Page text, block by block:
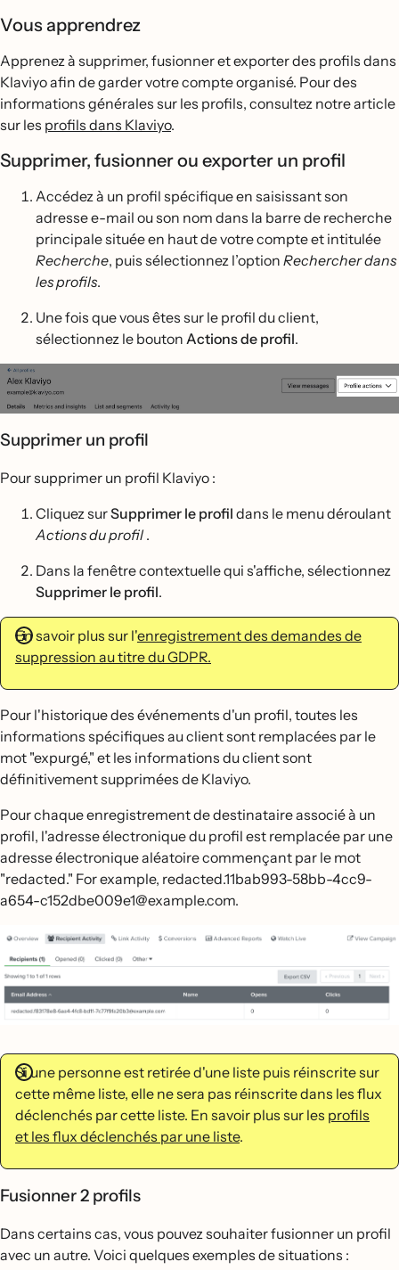
Vous apprendrez
Apprenez à supprimer, fusionner et exporter des profils dans
Klaviyo afin de garder votre compte organisé. Pour des
informations générales sur les profils, consultez notre article
sur les profils dans Klaviyo.
Supprimer, fusionner ou exporter un profil
Accédez à un profil spécifique en saisissant son
adresse e-mail ou son nom dans la barre de recherche
principale située en haut de votre compte et intitulée
Recherche, puis sélectionnez l’option Rechercher dans
les profils.
Une fois que vous êtes sur le profil du client,
sélectionnez le bouton Actions de profil.
Supprimer un profil
Pour supprimer un profil Klaviyo :
Cliquez surSupprimer le profil dans le menu déroulant
Actions du profil.
Dans la fenêtre contextuelle qui s'affiche, sélectionnez
Supprimer le profil.
En savoir plus sur l'enregistrement des demandes de
suppression au titre du GDPR.
Pour l'historique des événements d'un profil, toutes les
informations spécifiques au client sont remplacées par le
mot "expurgé," et les informations du client sont
définitivement supprimées de Klaviyo.
Pour chaque enregistrement de destinataire associé à un
profil, l'adresse électronique du profil est remplacée par une
adresse électronique aléatoire commençant par le mot
"redacted." For example, redacted.11bab993-58bb-4cc9-
a654-c152dbe009e1@example.com.
Si une personne est retirée d'une liste puis réinscrite sur
cette même liste, elle ne sera pas réinscrite dans les flux
déclenchés par cette liste. En savoir plus sur les profils
et les flux déclenchés par une liste.
Fusionner 2 profils
Dans certains cas, vous pouvez souhaiter fusionner un profil
avec un autre. Voici quelques exemples de situations :